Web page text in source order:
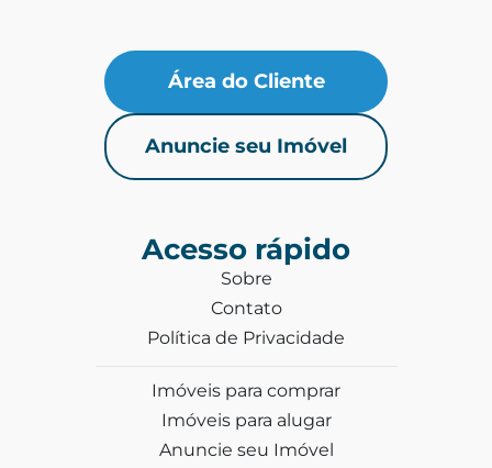
Área do Cliente
Anuncie seu Imóvel
Acesso rápido
Sobre
Contato
Política de Privacidade
Imóveis para comprar
Imóveis para alugar
Anuncie seu Imóvel